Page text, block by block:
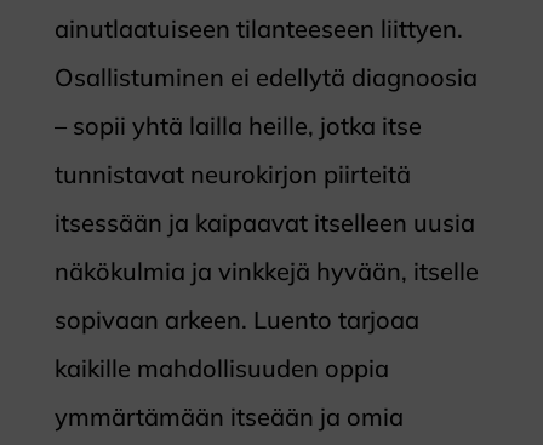
ainutlaatuiseen tilanteeseen liittyen.
Osallistuminen ei edellytä diagnoosia
– sopii yhtä lailla heille, jotka itse
tunnistavat neurokirjon piirteitä
itsessään ja kaipaavat itselleen uusia
näkökulmia ja vinkkejä hyvään, itselle
sopivaan arkeen. Luento tarjoaa
kaikille mahdollisuuden oppia
ymmärtämään itseään ja omia